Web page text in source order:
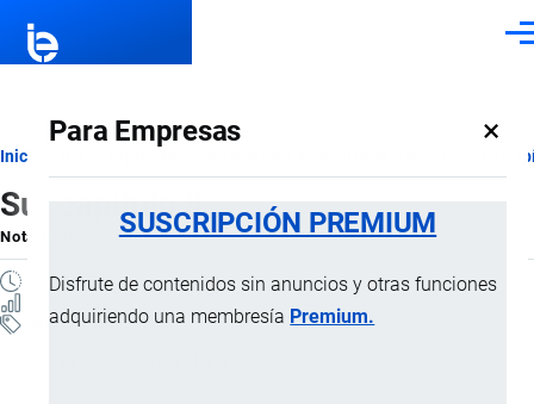
Para Empresas ×
SUSCRIPCIÓN PREMIUM
Disfrute de contenidos sin anuncios y otras funciones
adquiriendo una membresía Premium.
Ruta
de
navegación
Inicio
Subcapítulo II
Nota ExplicativaporImportaciones …, 15 Julio, 2024
2 MINUTOS
Notas Explicativas